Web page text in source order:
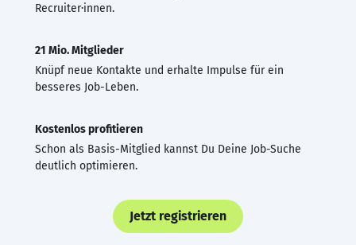
Recruiter·innen.
21 Mio. Mitglieder
Knüpf neue Kontakte und erhalte Impulse für ein
besseres Job-Leben.
Kostenlos profitieren
Schon als Basis-Mitglied kannst Du Deine Job-Suche
deutlich optimieren.
Jetzt registrieren